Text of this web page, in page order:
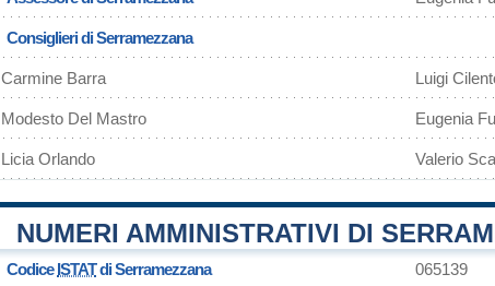
Consiglieri di Serramezzana
Carmine Barra Luigi
Modesto Del Mastro Eugenia
Licia Orlando Valerio
NUMERI AMMINISTRATIVI DI
CodiceISTATdi Serramezzana 065139